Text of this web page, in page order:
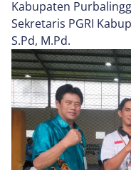
Kabupaten
Sekretaris PGRI
S.Pd, M.Pd.